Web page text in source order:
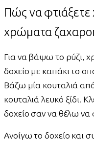
Πώς να φτιάξετε
χρώματα
Για να βάψω το ρύζι,
δοχείο με καπάκι το
Βάζω μία κουταλιά
κουταλιά λευκό ξίδι.
δοχείο σαν να θέλω
Ανοίγω το δοχείο